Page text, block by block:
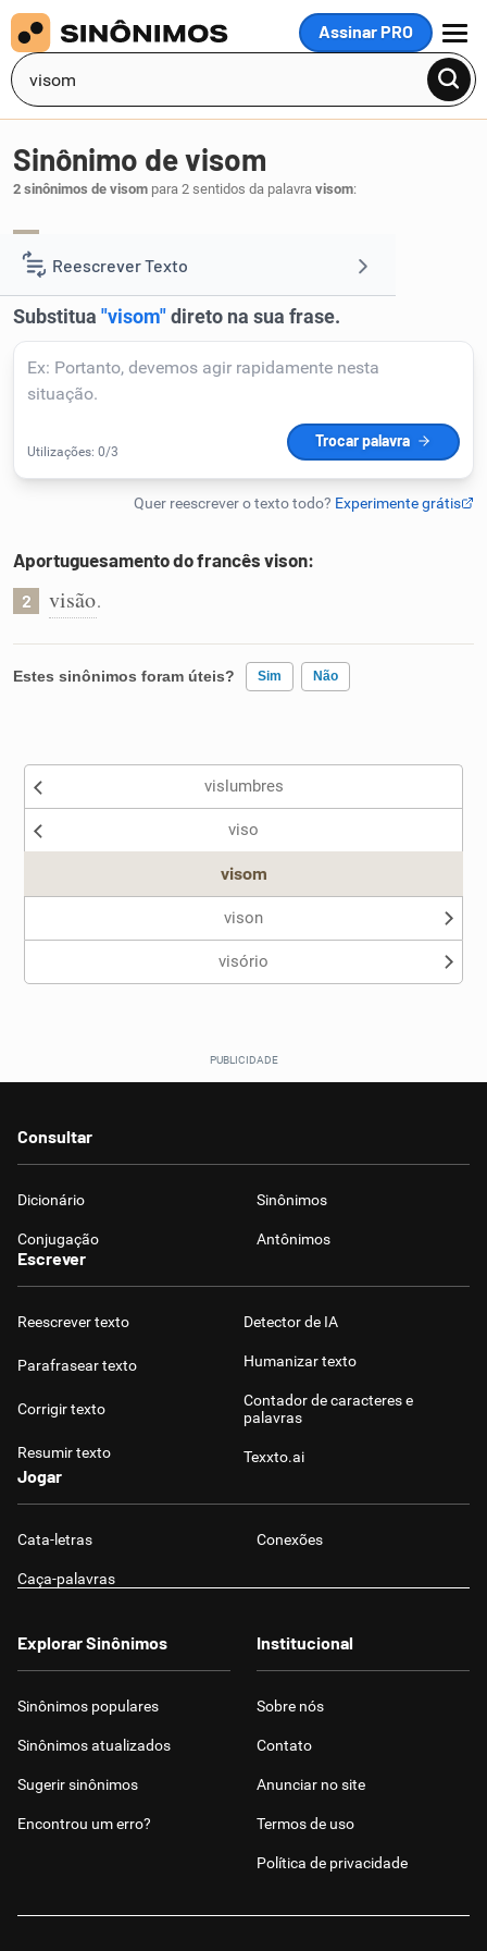
Assinar PRO
MENU
Reescrever Texto
Resumir Texto
Corrigir Texto
Detector de IA
Humanizador de IA
Sinônimos
Sinônimo de visom
2 sinônimos de visom para 2 sentidos da palavra visom:
Aportuguesamento do francês vison:
2 visão.
Estes sinônimos foram úteis? Sim Não
Nenhum dos sinônimos apresentados me ajudou
vislumbres
viso
visom
vison
visório
Consultar
Dicionário Sinônimos
Conjugação Antônimos
Escrever
Reescrever texto
Parafrasear texto
Corrigir texto
Resumir texto
Detector de IA
Humanizar texto
Contador de caracteres e
palavras
Texxto.ai
Jogar
Cata-letras Conexões
Caça-palavras
Explorar Sinônimos
Sinônimos populares
Sinônimos atualizados
Sugerir sinônimos
Encontrou um erro?
Institucional
Sobre nós
Contato
Anunciar no site
Termos de uso
Política de privacidade